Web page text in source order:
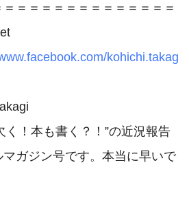
＝＝＝＝＝＝＝＝＝＝＝＝＝
kohichi.takag
ガジン号です。本当に早いで